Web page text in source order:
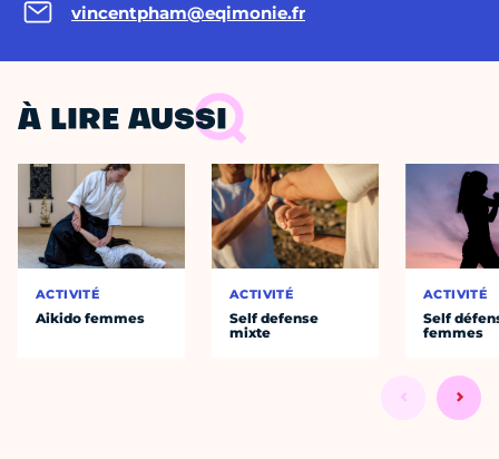
vincentpham@eqimonie.fr
À LIRE AUSSI
ACTIVITÉ
Aikido femmes
ACTIVITÉ
Self defense
mixte
ACTIVITÉ
Self
femmes